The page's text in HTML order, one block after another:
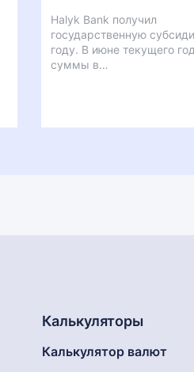
Halyk Bank получил
государственную
году. В июне текущего
суммы в…
Калькуляторы
Калькулятор валют